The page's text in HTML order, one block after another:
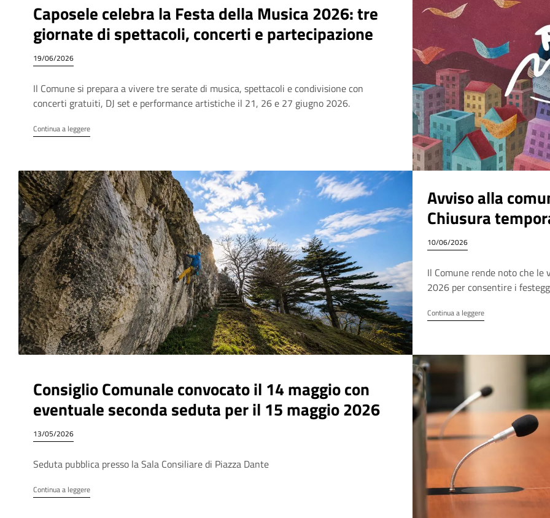
Caposele celebra la Festa della Musica 2026: tre
giornate di spettacoli, concerti e partecipazione
19/06/2026
Il Comune si prepara a vivere tre serate di musica, spettacoli e condivisione con
concerti gratuiti, DJ set e performance artistiche il 21, 26 e 27 giugno 2026.
Continua a leggere
Avviso alla
Chiusura
Area
10/06/2026
Il Comune rende noto che
2026 per consentire i
Continua a leggere
Consiglio Comunale convocato il 14 maggio con
eventuale seconda seduta per il 15 maggio 2026
13/05/2026
Seduta pubblica presso la Sala Consiliare di Piazza Dante
Continua a leggere